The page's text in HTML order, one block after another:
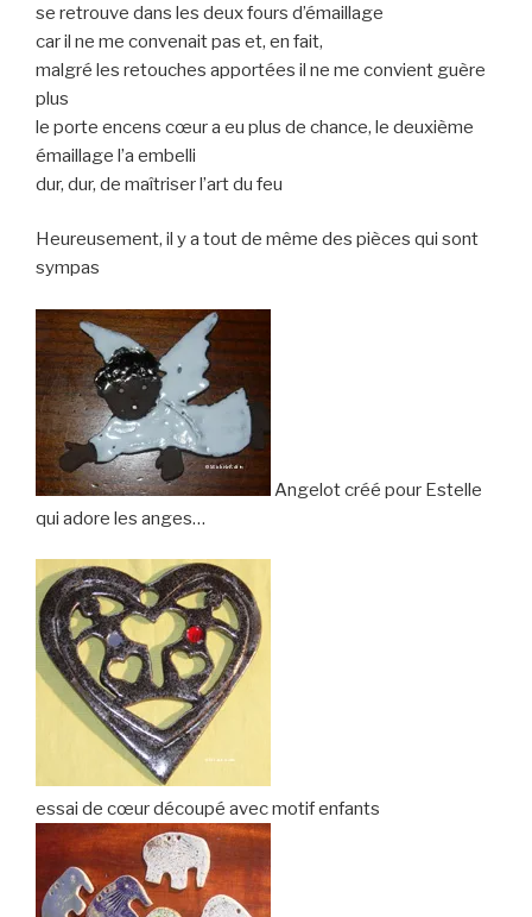
se retrouve dans les deux fours d’émaillage
car il ne me convenait pas et, en fait,
malgré les retouches apportées il ne me convient guère
plus
le porte encens cœur a eu plus de chance, le deuxième
émaillage l’a embelli
dur, dur, de maîtriser l’art du feu
Heureusement, il y a tout de même des pièces qui sont
sympas
Angelot créé pour Estelle
qui adore les anges…
essai de cœur découpé avec motif enfants